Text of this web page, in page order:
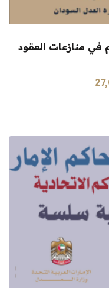
في منازعات العقود
27,00 $.